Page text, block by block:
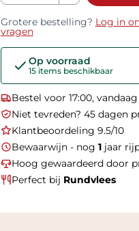
Grotere bestelling? Log in
vragen
Op voorraad
15 items beschikbaar
Bestel voor 17:00,
Niet tevreden? 45 dagen
Klantbeoordeling 9.5/10
Bewaarwijn - nog 1jaar
Hoog gewaardeerd door
Perfect bij Rundvlees